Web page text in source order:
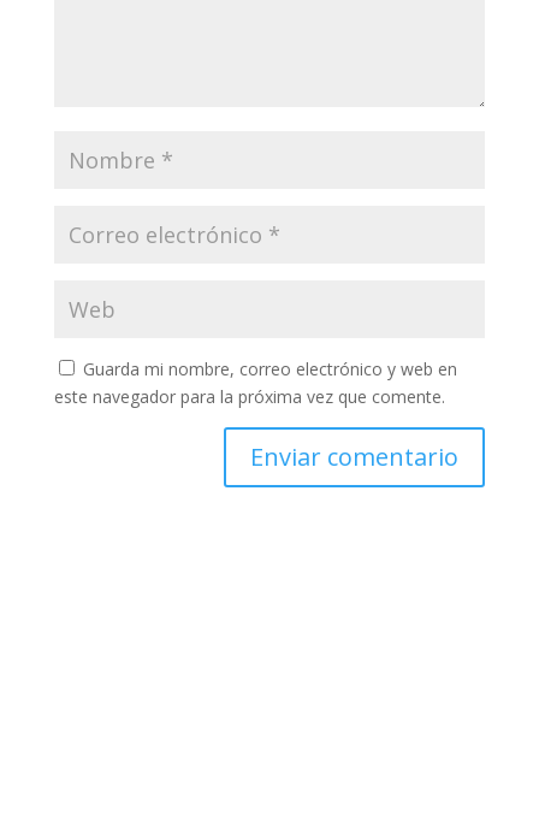
Guarda mi nombre, correo electrónico y web en
este navegador para la próxima vez que comente.